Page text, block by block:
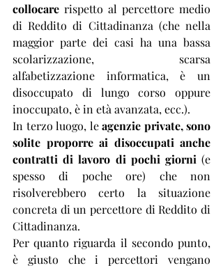
collocare rispetto al percettore medio
di Reddito di Cittadinanza (che nella
maggior parte dei casi ha una bassa
scolarizzazione, scarsa
alfabetizzazione informatica, è un
disoccupato di lungo corso oppure
inoccupato, è in età avanzata, ecc.).
In terzo luogo, le agenzie private, sono
solite proporre ai disoccupati anche
contratti di lavoro di pochi giorni (e
spesso di poche ore) che non
risolverebbero certo la situazione
concreta di un percettore di Reddito di
Cittadinanza.
Per quanto riguarda il secondo punto,
è giusto che i percettori vengano